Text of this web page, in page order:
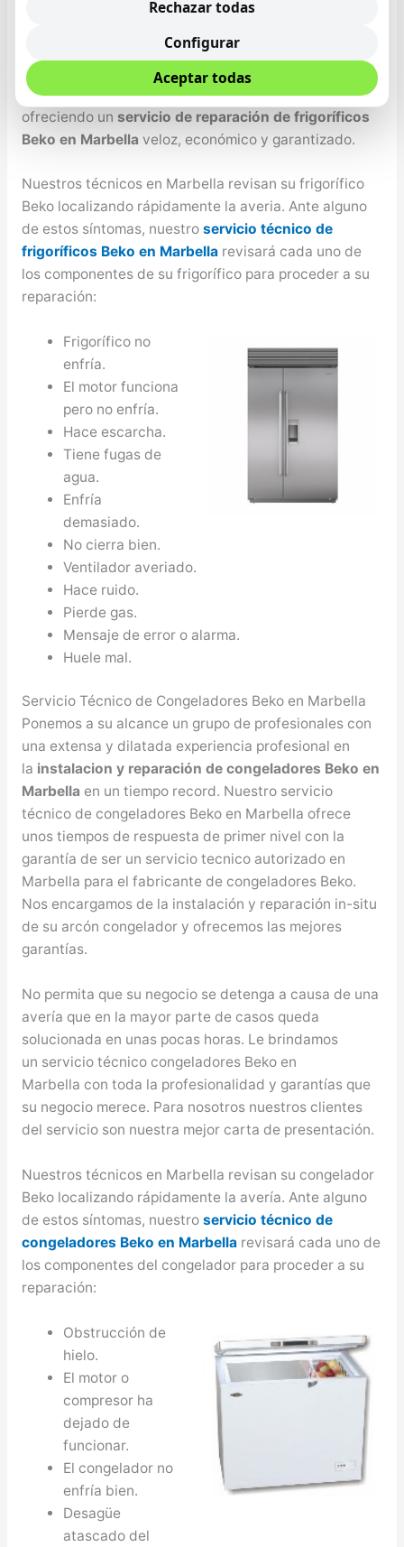
cuente con un frigorífico que conserve los alimentos
solo se desarrollan altas tecnologías con un periodo
de vida útil, sino que además de esto nos ocupamos
de alargar esa vida útil lo más que se pueda
ofreciendo un servicio de reparación de frigoríficos
Beko en Marbella veloz, económico y garantizado.
Nuestros técnicos en Marbella revisan su frigorífico
Beko localizando rápidamente la averia. Ante alguno
de estos síntomas, nuestro servicio técnico de
frigoríficos Beko en Marbellarevisará cada uno de
los componentes de su frigorífico para proceder a su
reparación:
Frigorífico no
enfría.
El motor funciona
pero no enfría.
Hace escarcha.
Tiene fugas de
agua.
Enfría
demasiado.
No cierra bien.
Ventilador averiado.
Hace ruido.
Pierde gas.
Mensaje de error o alarma.
Huele mal.
Servicio Técnico de Congeladores Beko en Marbella
Ponemos a su alcance un grupo de profesionales con
una extensa y dilatada experiencia profesional en
la instalacion y reparación de congeladores Beko en
Marbella en un tiempo record. Nuestro servicio
técnico de congeladores Beko en Marbella ofrece
unos tiempos de respuesta de primer nivel con la
garantía de ser un servicio tecnico autorizado en
Marbella para el fabricante de congeladores Beko.
Nos encargamos de la instalación y reparación in-situ
de su arcón congelador y ofrecemos las mejores
garantías.
No permita que su negocio se detenga a causa de una
avería que en la mayor parte de casos queda
solucionada en unas pocas horas. Le brindamos
un servicio técnico congeladores Beko en
Marbella con toda la profesionalidad y garantías que
su negocio merece. Para nosotros nuestros clientes
del servicio son nuestra mejor carta de presentación.
Nuestros técnicos en Marbella revisan su congelador
Beko localizando rápidamente la avería. Ante alguno
de estos síntomas, nuestro servicio técnico de
congeladores Beko en Marbellarevisará cada uno de
los componentes del congelador para proceder a su
reparación:
Obstrucción de
hielo.
El motor o
compresor ha
dejado de
funcionar.
El congelador no
enfría bien.
Desagüe
atascado del
Rechazar todas
Configurar
Aceptar todas